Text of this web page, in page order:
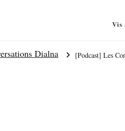
Vis
Dialna [Podcast] Les